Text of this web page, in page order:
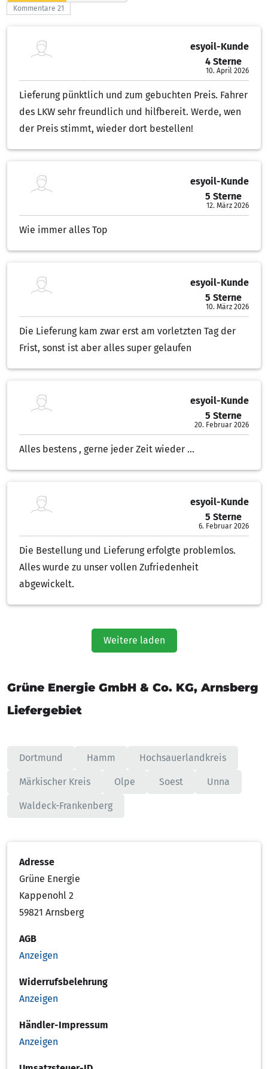
Adresse
Grüne Energie
Kappenohl 2
59821 Arnsberg
AGB
Anzeigen
Widerrufsbelehrung
Anzeigen
Händler-Impressum
Anzeigen
Kommentare 21
esyoil-Kunde
4 Sterne
10. April 2026
Lieferung pünktlich und zum gebuchten Preis. Fahrer
des LKW sehr freundlich und hilfbereit. Werde, wen
der Preis stimmt, wieder dort bestellen!
esyoil-Kunde
5 Sterne
12. März 2026
Wie immer alles Top
esyoil-Kunde
5 Sterne
10. März 2026
Die Lieferung kam zwar erst am vorletzten Tag der
Frist, sonst ist aber alles super gelaufen
esyoil-Kunde
5 Sterne
20. Februar 2026
Alles bestens , gerne jeder Zeit wieder ...
esyoil-Kunde
5 Sterne
6. Februar 2026
Die Bestellung und Lieferung erfolgte problemlos.
Alles wurde zu unser vollen Zufriedenheit
abgewickelt.
Weitere laden
Grüne Energie GmbH & Co. KG, Arnsberg
Liefergebiet
Dortmund Hamm Hochsauerlandkreis
Märkischer Kreis Olpe Soest Unna
Waldeck-Frankenberg